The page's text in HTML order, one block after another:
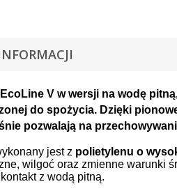
EcoLine V w wersji na wodę
do spożycia. Dzięki
pozwalają na
jest z polietylenu o
wilgoć oraz zmienne warunki
z wodą pitną.